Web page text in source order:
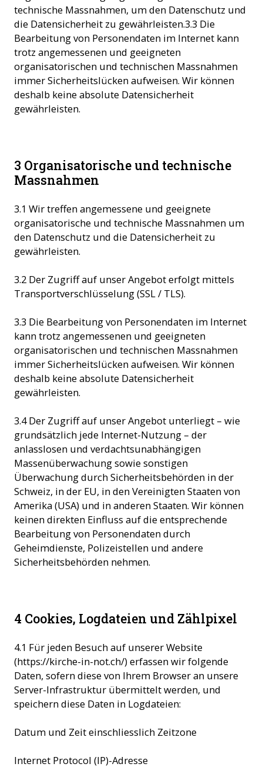
technische Massnahmen, um den Datenschutz und
die Datensicherheit zu gewährleisten.3.3 Die
Bearbeitung von Personendaten im Internet kann
trotz angemessenen und geeigneten
organisatorischen und technischen Massnahmen
immer Sicherheitslücken aufweisen. Wir können
deshalb keine absolute Datensicherheit
gewährleisten.
3 Organisatorische und technische
Massnahmen
3.1 Wir treffen angemessene und geeignete
organisatorische und technische Massnahmen um
den Datenschutz und die Datensicherheit zu
gewährleisten.
3.2 Der Zugriff auf unser Angebot erfolgt mittels
Transportverschlüsselung (SSL / TLS).
3.3 Die Bearbeitung von Personendaten im Internet
kann trotz angemessenen und geeigneten
organisatorischen und technischen Massnahmen
immer Sicherheitslücken aufweisen. Wir können
deshalb keine absolute Datensicherheit
gewährleisten.
3.4 Der Zugriff auf unser Angebot unterliegt – wie
grundsätzlich jede Internet-Nutzung – der
anlasslosen und verdachtsunabhängigen
Massenüberwachung sowie sonstigen
Überwachung durch Sicherheitsbehörden in der
Schweiz, in der EU, in den Vereinigten Staaten von
Amerika (USA) und in anderen Staaten. Wir können
keinen direkten Einfluss auf die entsprechende
Bearbeitung von Personendaten durch
Geheimdienste, Polizeistellen und andere
Sicherheitsbehörden nehmen.
4 Cookies, Logdateien und Zählpixel
4.1 Für jeden Besuch auf unserer Website
(https://kirche-in-not.ch/) erfassen wir folgende
Daten, sofern diese von Ihrem Browser an unsere
Server-Infrastruktur übermittelt werden, und
speichern diese Daten in Logdateien:
Datum und Zeit einschliesslich Zeitzone
Internet Protocol (IP)-Adresse